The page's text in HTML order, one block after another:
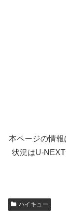
本ページの情
状況はU-
ハイキュー